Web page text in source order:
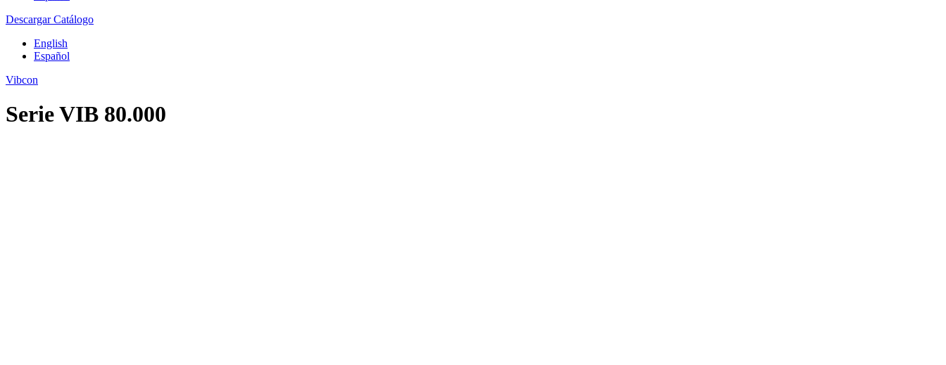
Descargar Catálogo
English
Español
Vibcon
Serie VIB 80.000